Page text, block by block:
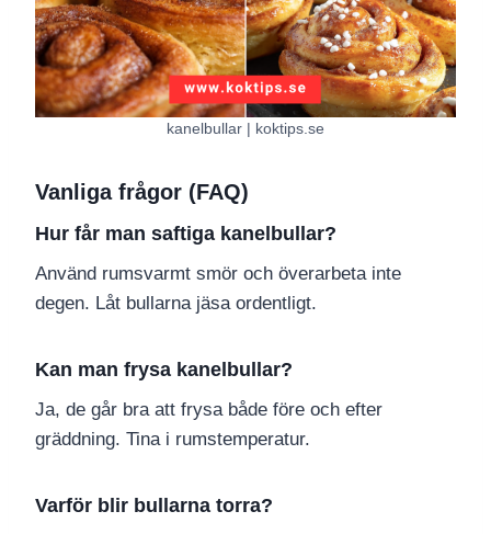
kanelbullar | koktips.se
Vanliga frågor (FAQ)
Hur får man saftiga kanelbullar?
Använd rumsvarmt smör och överarbeta inte
degen. Låt bullarna jäsa ordentligt.
Kan man frysa kanelbullar?
Ja, de går bra att frysa både före och efter
gräddning. Tina i rumstemperatur.
Varför blir bullarna torra?